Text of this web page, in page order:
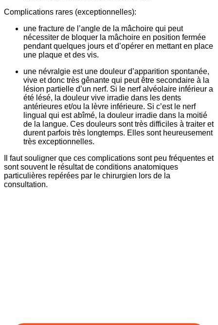
Complications rares (exceptionnelles):
une fracture de l’angle de la mâchoire qui peut
nécessiter de bloquer la mâchoire en position fermée
pendant quelques jours et d’opérer en mettant en place
une plaque et des vis.
une névralgie est une douleur d’apparition spontanée,
vive et donc très gênante qui peut être secondaire à la
lésion partielle d’un nerf. Si le nerf alvéolaire inférieur a
été lésé, la douleur vive irradie dans les dents
antérieures et/ou la lèvre inférieure. Si c’est le nerf
lingual qui est abîmé, la douleur irradie dans la moitié
de la langue. Ces douleurs sont très difficiles à traiter et
durent parfois très longtemps. Elles sont heureusement
très exceptionnelles.
Il faut souligner que ces complications sont peu fréquentes et
sont souvent le résultat de conditions anatomiques
particulières repérées par le chirurgien lors de la
consultation.